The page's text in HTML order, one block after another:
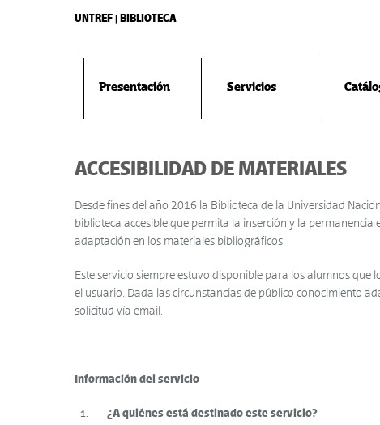
UNTREF | BIBLIOTECA
Presentación Servicios
ACCESIBILIDAD DE MATERIALES
Desde fines del año 2016 la Biblioteca de la Universidad
biblioteca accesible que permita la inserción y la
adaptación en los materiales bibliográficos.
Este servicio siempre estuvo disponible para los alumnos
el usuario. Dada las circunstancias de público conocimiento
solicitud vía email.
Información del servicio
¿A quiénes está destinado este servicio?